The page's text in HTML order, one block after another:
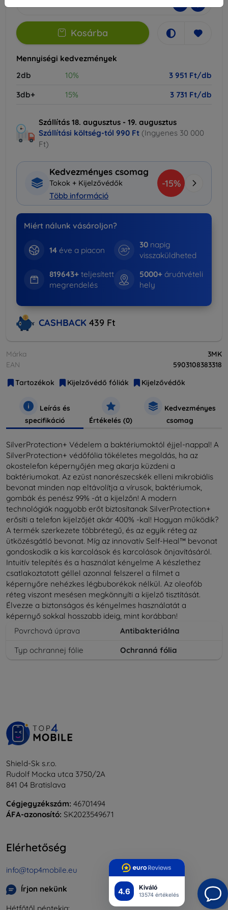
4.6 Kiváló
13574 értékelés
- +
Kosárba
Mennyiségi kedvezmények
2db
10%
3 951 Ft/db
3db+
15% 3 731 Ft/db
Szállítás 18. augusztus - 19. augusztus
Szállítási költség-tól 990 Ft (Ingyenes 30 000
Ft)
Kedvezményes csomag
Tokok + Kijelzővédők
Több információ
-15%
Miért nálunk vásároljon?
14éve a piacon
30 napig
visszaküldheted
819643+teljesített
megrendelés
5000+ áruátvételi
hely
CASHBACK 439 Ft
Márka
3MK
EAN
5903108383318
Tartozékok
Kijelzővédő fóliák Kijelzővédők
Leírás és
specifikáció
Értékelés (0)
Kedvezményes
csomag
SilverProtection+ Védelem a baktériumoktól éjjel-nappal! A
SilverProtection+ védőfólia tökéletes megoldás, ha az
okostelefon képernyőjén meg akarja küzdeni a
baktériumokat. Az ezüst nanorészecskék elleni mikrobiális
bevonat minden nap eltávolítja a vírusok, baktériumok,
gombák és penész 99% -át a kijelzőn! A modern
technológiák nagyobb erőt biztosítanak SilverProtection+
erősíti a telefon kijelzőjét akár 400% -kal! Hogyan működik?
A termék szerkezete többrétegű, és az egyik réteg az
ütközésgátló bevonat. Míg az innovatív Self-Heal™ bevonat
gondoskodik a kis karcolások és karcolások önjavításáról.
Intuitív telepítés és a használat kényelme A készlethez
csatlakoztatott géllel azonnal felszerel a filmet a
képernyőre nehézkes légbuborékok nélkül. Az oleofób
réteg viszont mesésen megkönnyíti a kijelző tisztítását.
Élvezze a biztonságos és kényelmes használatát a
képernyő sokkal hosszabb ideig, mint korábban!
Povrchová úprava
Antibakteriálna
Typ ochrannej fólie
Ochranná fólia
Shield-Sk s.r.o.
Rudolf Mocka utca 3750/2A
841 04 Bratislava
Cégjegyzékszám: 46701494
ÁFA-azonosító: SK2023549671
Elérhetőség
info@top4mobile.eu
Írjon nekünk